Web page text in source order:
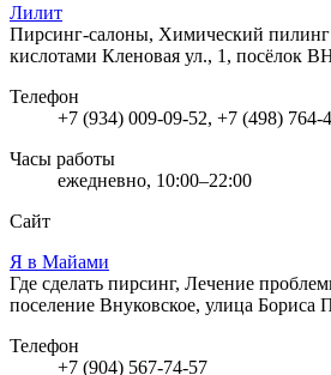
Лилит
Пирсинг-салоны, Химический
кислотами Кленовая ул., 1,
Телефон
+7 (934) 009-09-52, +7 (498) 764-
Часы работы
ежедневно, 10:00–22:00
Сайт
Я в Майами
Где сделать пирсинг, Лечение
поселение Внуковское, улица Бориса
Телефон
+7 (904) 567-74-57